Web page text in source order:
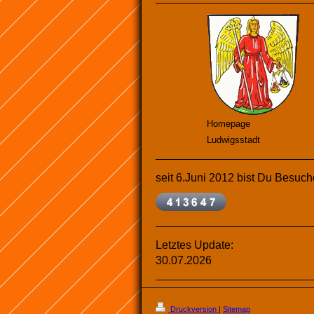
Homepage
Ludwigsstadt
seit 6.Juni 2012 bist Du
Letztes Update:
30.07.2026
Druckversion | Sitemap